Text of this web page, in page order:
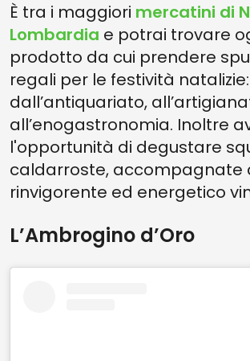
È tra i maggiori mercatini di
Lombardia e potrai trovare
prodotto da cui prendere
regali per le festività natalizie:
dall’antiquariato,
all’enogastronomia. Inoltre
l'opportunità di degustare
caldarroste, accompagnate
rinvigorente ed energetico
L’Ambrogino d’Oro